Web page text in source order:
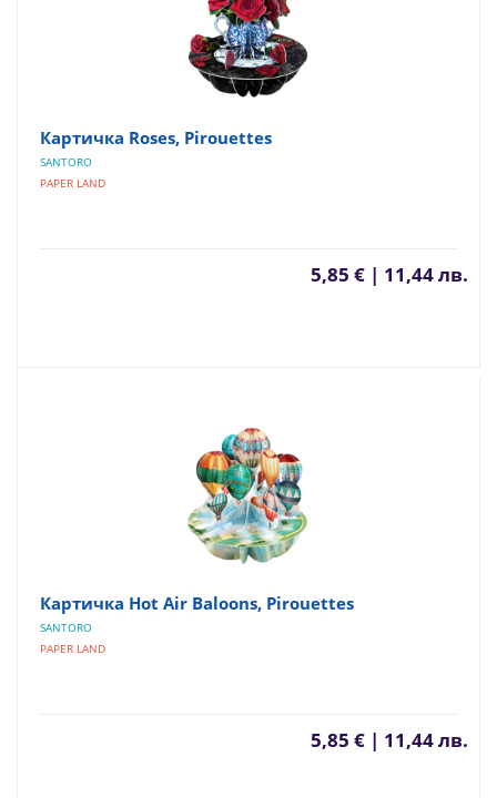
Картичка Roses, Pirouettes
SANTORO
PAPER LAND
5,85 € | 11,44 лв.
Картичка Hot Air Baloons, Pirouettes
SANTORO
PAPER LAND
5,85 € | 11,44 лв.